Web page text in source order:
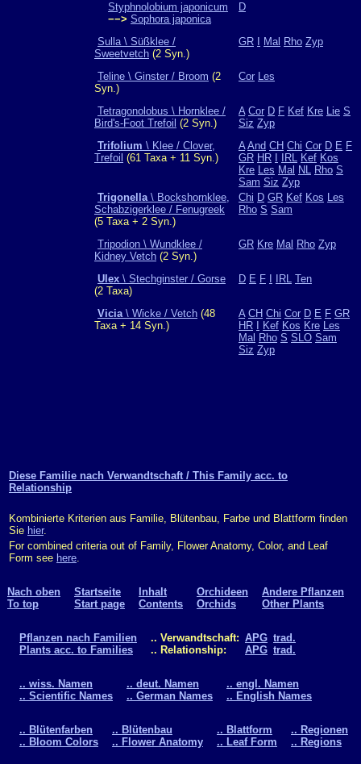
Styphnolobium japonicum
−−> Sophora japonica
D
Sulla \ Süßklee /
Sweetvetch (2 Syn.)
GR Mal Rho Zyp
Teline \ Ginster / Broom (2
Syn.)
Cor Les
Tetragonolobus \ Hornklee /
Bird's-Foot Trefoil (2 Syn.)
A Cor D F Kef Kre Lie S
Siz Zyp
Trifolium \ Klee / Clover,
Trefoil (61 Taxa + 11 Syn.)
A And CH Chi Cor D E F
GR HR IRL Kef Kos
Kre Les Mal NL Rho S
Sam Siz Zyp
Trigonella\ Bockshornklee,
Schabzigerklee / Fenugreek
(5 Taxa + 2 Syn.)
Chi D GR Kef Kos Les
Rho S Sam
Tripodion \ Wundklee /
Kidney Vetch (2 Syn.)
GR Kre Mal Rho Zyp
Ulex \ Stechginster / Gorse
(2 Taxa)
D E F IRL Ten
Vicia\ Wicke / Vetch (48
Taxa + 14 Syn.)
A CH Chi Cor D E F GR
HR
Kef Kos Kre Les
Mal Rho S SLO Sam
Siz Zyp
Diese Familie nach Verwandtschaft / This Family acc. to
Relationship
Kombinierte Kriterien aus Familie, Blütenbau, Farbe und Blattform finden
Sie hier.
For combined criteria out of Family, Flower Anatomy, Color, and Leaf
Form see here.
Nach oben
To top
Startseite
Start page
Inhalt
Contents
Orchideen
Orchids
Andere Pflanzen
Other Plants
Pflanzen nach Familien
Plants acc. to Families
.. Verwandtschaft:
.. Relationship:
APG
APG
trad.
trad.
.. wiss. Namen
.. Scientific Names
.. deut. Namen
.. German Names
.. engl. Namen
.. English Names
.. Blütenfarben
.. Bloom Colors
.. Blütenbau
.. Flower Anatomy
.. Blattform
.. Leaf Form
.. Regionen
.. Regions